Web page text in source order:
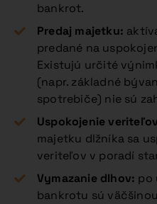
bankrot.
Predaj majetku:
predané na
Existujú určité
(napr. základné
spotrebiče) nie sú
Uspokojenie
majetku dlžníka sa
veriteľov v poradí
Vymazanie dlhov: po
bankrotu sú